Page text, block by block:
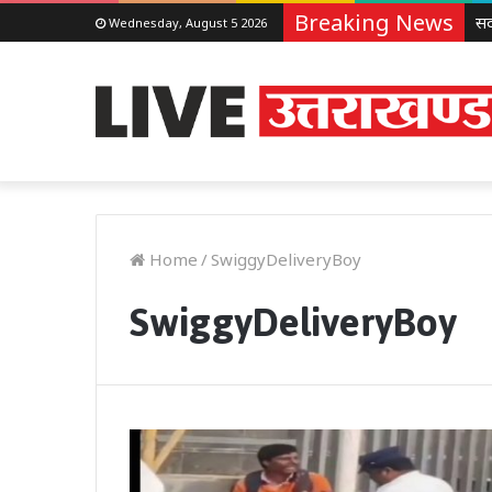
Wednesday, August 5 2026 Breaking News
Home / SwiggyDeliveryBoy
SwiggyDeliveryBoy